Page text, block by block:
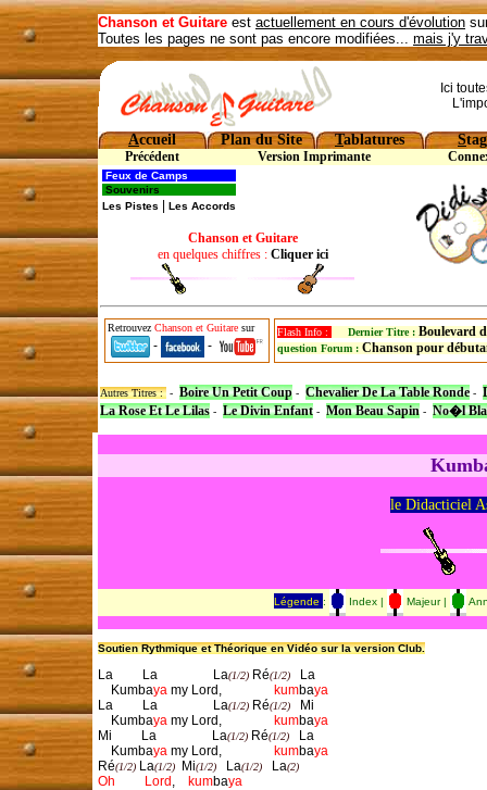
Chanson et Guitare est actuellement en cours d'évolution
Toutes les pages ne sont pas encore modifiées... mais j'y
Ici
Accueil Plan du Site Tablatures S
Précédent Version Imprimante
Feux de Camps
Souvenirs
Les Pistes
Les Accords
Chanson et Guitare
en quelques chiffres : Cliquer ici
Retrouvez Chanson et Guitare sur
- -
Flash Info : Dernier Titre : Boulevard
question Forum : Chanson pour
Autres Titres : - Boire Un Petit Coup - Chevalier De La Table Ronde -
La Rose Et Le Lilas - Le Divin Enfant - Mon Beau Sapin - No�l
le Didacticiel
Légende : Index | Majeur |
Soutien Rythmique et Théorique en Vidéo sur la version Club.
La         La                 La(1/2) Ré(1/2)
   La
    Kumba
ya my Lord,
               kum
baya
La         La                 La(1/2) Ré(1/2)
   Mi
    Kumba
ya my Lord,
               kum
baya
Mi         La                 La(1/2) Ré(1/2)
   La
    Kumba
ya my Lord,
               kum
baya
Ré(1/2) La(1/2)
  Mi
(1/2)
   La
(1/2)
   La
(2)
Oh Lord , kumbaya